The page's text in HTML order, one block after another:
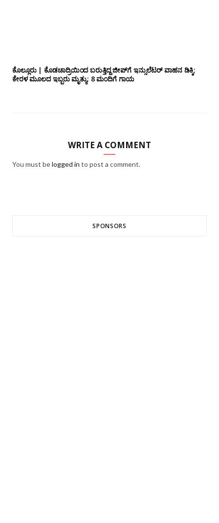
ಕೊಲ್ಲೂರು | ಕೊಡಚಾದ್ರಿಯಿಂದ ಬರುತ್ತಿದ್ದ ಜೀಪ್‌ಗೆ ಇನ್ಸುಲೆಟರ್ ವಾಹನ ಡಿಕ್ಕಿ;
ಕೇರಳ ಮೂಲದ ಇಬ್ಬರು ಮೃತ್ಯು: 8 ಮಂದಿಗೆ ಗಾಯ
WRITE A COMMENT
You must belogged in to post a comment.
SPONSORS